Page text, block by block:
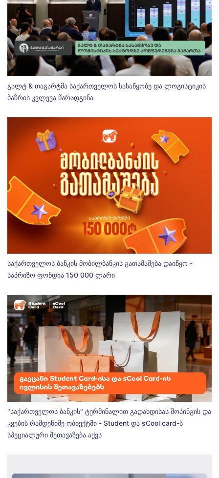
გალტ & თაგარტმა საქართველოს სასაწყობე და ლოგისტიკის
ბაზრის კვლევა წარადგინა
საქართველოს ბანკის მობილბანკის გათამაშება დაიწყო -
საპრიზო ფონდია 150 000 ლარი
"საქართველოს ბანკის" ტერმინალით გადახდისას შოპინგის და
კვების რამდენიმე ობიექტში - Student და sCool card-ს
სპეციალური შეთავაზება აქვს